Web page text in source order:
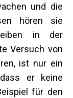
und die
hören sie
in der
Versuch von
ist nur ein
er keine
für den